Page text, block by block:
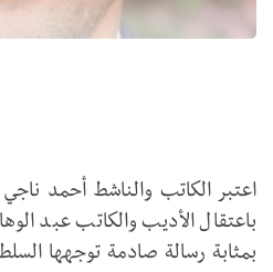
اعتبر الكاتب والناشط أحمد
باعتقال الأديب والكاتب عبد
بمثابة رسالة صادمة توجهها